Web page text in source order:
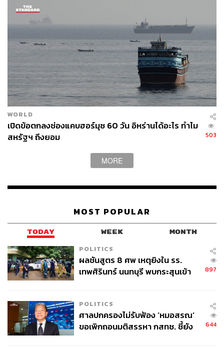
WORLD
เปิดข้อตกลงช่องแคบฮอร์มุซ 60 วัน อิหร่านได้อะไร ทำไม
สหรัฐฯ ถึงยอม
503
MORE
MOST POPULAR
TODAY WEEK MONTH
POLITICS
ผลชันสูตร 8 ศพ เหตุยิงใน รร.
เทพศิรินทร์ นนทบุรี พบกระสุนเข้า
897
POLITICS
ศาลปกครองไม่รับฟ้อง ‘หมอสรณ’
ขอเพิกถอนมติสรรหา กสทช. ชี้ยัง
644